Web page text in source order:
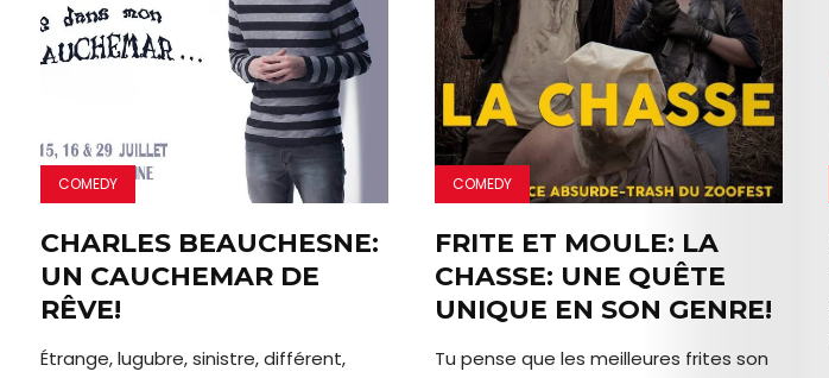
COMEDY
CHARLES BEAUCHESNE:
UN CAUCHEMAR DE
RÊVE!
Étrange, lugubre, sinistre, différent,
COMEDY
FRITE ET MOULE: LA
CHASSE: UNE QUÊTE
UNIQUE EN SON GENRE!
Tu pense que les meilleures frites son